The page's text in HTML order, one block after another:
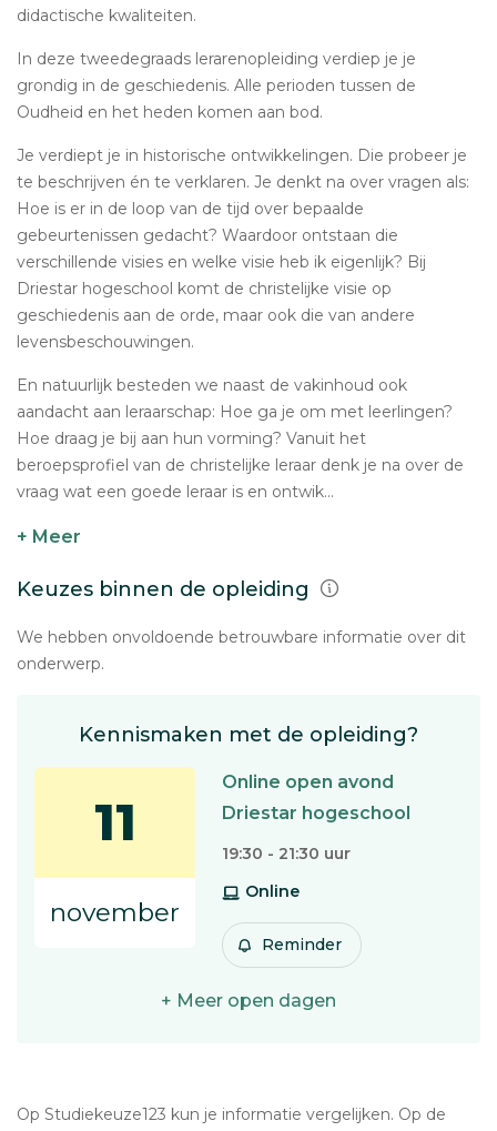
didactische kwaliteiten.
In deze tweedegraads lerarenopleiding verdiep je je
grondig in de geschiedenis. Alle perioden tussen de
Oudheid en het heden komen aan bod.
Je verdiept je in historische ontwikkelingen. Die probeer je
te beschrijven én te verklaren. Je denkt na over vragen als:
Hoe is er in de loop van de tijd over bepaalde
gebeurtenissen gedacht? Waardoor ontstaan die
verschillende visies en welke visie heb ik eigenlijk? Bij
Driestar hogeschool komt de christelijke visie op
geschiedenis aan de orde, maar ook die van andere
levensbeschouwingen.
En natuurlijk besteden we naast de vakinhoud ook
aandacht aan leraarschap: Hoe ga je om met leerlingen?
Hoe draag je bij aan hun vorming? Vanuit het
beroepsprofiel van de christelijke leraar denk je na over de
vraag wat een goede leraar is en ontwik...
+ Meer
Keuzes binnen de opleiding
We hebben onvoldoende betrouwbare informatie over dit
onderwerp.
Kennismaken met de opleiding?
11
november
Online open avond
Driestar hogeschool
19:30 - 21:30 uur
Online
Reminder
+ Meer open dagen
Op Studiekeuze123 kun je informatie vergelijken. Op de